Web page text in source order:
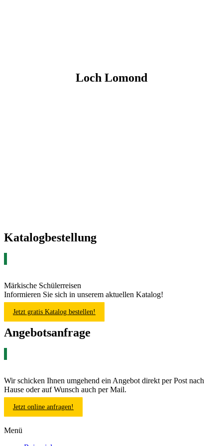
Loch Lomond
Katalogbestellung
Märkische Schülerreisen
Informieren Sie sich in unserem aktuellen Katalog!
Jetzt gratis Katalog bestellen!
Angebotsanfrage
Wir schicken Ihnen umgehend ein Angebot direkt per Post nach
Hause oder auf Wunsch auch per Mail.
Jetzt online anfragen!
Menü